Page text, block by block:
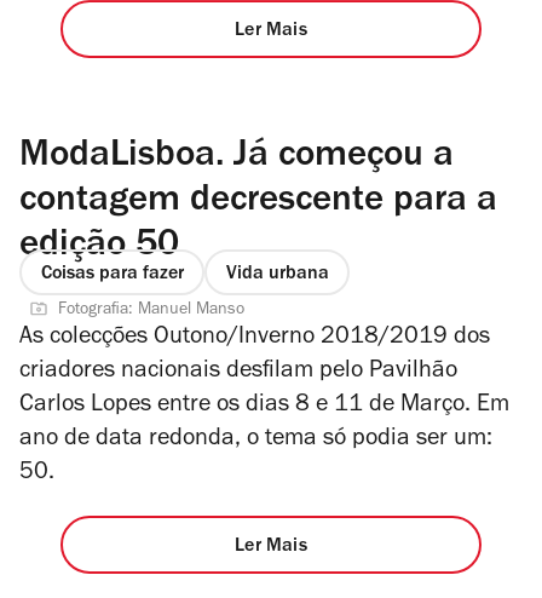
Ler Mais
ModaLisboa. Já começou a
contagem decrescente para a
edição 50
Coisas para fazer Vida urbana
Fotografia: Manuel Manso
As colecções Outono/Inverno 2018/2019 dos
criadores nacionais desfilam pelo Pavilhão
Carlos Lopes entre os dias 8 e 11 de Março. Em
ano de data redonda, o tema só podia ser um:
50.
Ler Mais